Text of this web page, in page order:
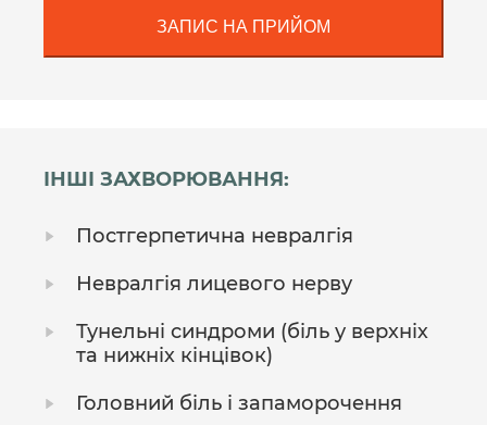
ІНШІ ЗАХВОРЮВАННЯ:
Постгерпетична невралгія
Невралгія лицевого нерву
Тунельні синдроми (біль у верхніх
та нижніх кінцівок)
Головний біль і запаморочення